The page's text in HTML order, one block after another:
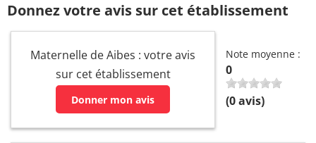
Donnez votre avis sur cet établissement
Maternelle de Aibes : votre avis
sur cet établissement
Donner mon avis
Note moyenne :
0
(0avis)